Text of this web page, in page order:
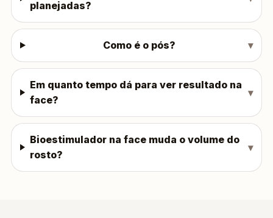
planejadas?
Como é o pós?
Em quanto tempo dá para ver resultado na
face?
Bioestimulador na face muda o volume do
rosto?